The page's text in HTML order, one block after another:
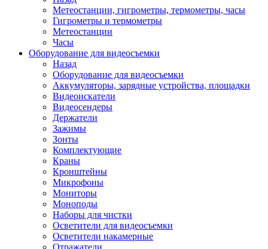
Метеостанции, гигрометры, термометры, часы
Гигрометры и термометры
Метеостанции
Часы
Оборудование для видеосъемки
Назад
Оборудование для видеосъемки
Аккумуляторы, зарядные устройства, площадки
Видеоискатели
Видеосендеры
Держатели
Зажимы
Зонты
Комплектующие
Краны
Кронштейны
Микрофоны
Мониторы
Моноподы
Наборы для чистки
Осветители для видеосъемки
Осветители накамерные
Отражатели